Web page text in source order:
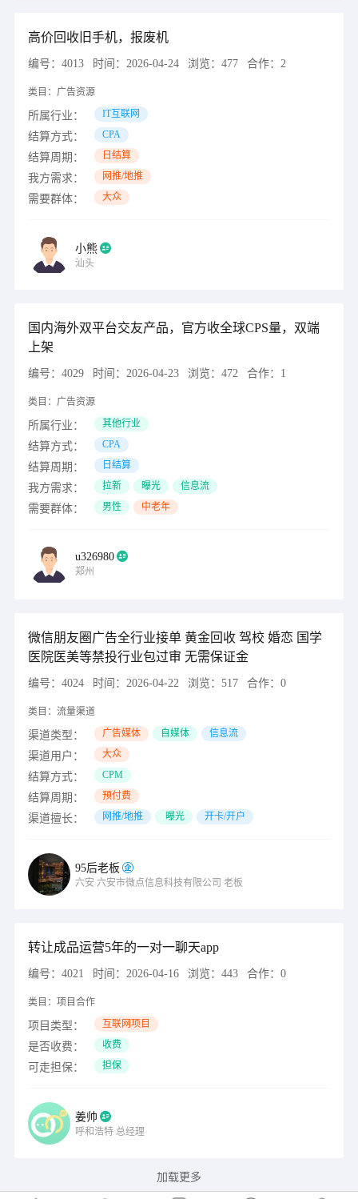
高价回收旧手机，报废机
编号： 4013 时间： 2026-04-24 浏览： 477 合作： 2
类目： 广告资源
所属行业： IT互联网
结算方式： CPA
结算周期： 日结算
我方需求： 网推/地推
需要群体： 大众
小熊
汕头
国内海外双平台交友产品，官方收全球CPS量，双端
上架
编号： 4029 时间： 2026-04-23 浏览： 472 合作： 1
类目： 广告资源
所属行业： 其他行业
结算方式： CPA
结算周期： 日结算
我方需求： 拉新 曝光 信息流
需要群体： 男性 中老年
u326980
郑州
微信朋友圈广告全行业接单 黄金回收 驾校 婚恋 国学
医院医美等禁投行业包过审 无需保证金
编号： 4024 时间： 2026-04-22 浏览： 517 合作： 0
类目： 流量渠道
渠道类型： 广告媒体 自媒体 信息流
渠道用户： 大众
结算方式： CPM
结算周期： 预付费
渠道擅长： 网推/地推 曝光 开卡/开户
95后老板
六安 六安市微点信息科技有限公司 老板
转让成品运营5年的一对一聊天app
编号： 4021 时间： 2026-04-16 浏览： 443 合作： 0
类目： 项目合作
项目类型： 互联网项目
是否收费： 收费
可走担保： 担保
姜帅
呼和浩特 总经理
加载更多